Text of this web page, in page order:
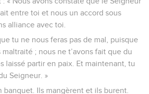
entre toi et nous un accord sous
alliance avec toi.
tu ne nous feras pas de mal, puisque
maltraité ; nous ne t’avons fait que du
laissé partir en paix. Et maintenant, tu
Seigneur. »
banquet. Ils mangèrent et ils burent.